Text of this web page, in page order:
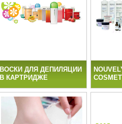
ВОСКИ ДЛЯ ДЕПИЛЯЦИИ
В КАРТРИДЖЕ